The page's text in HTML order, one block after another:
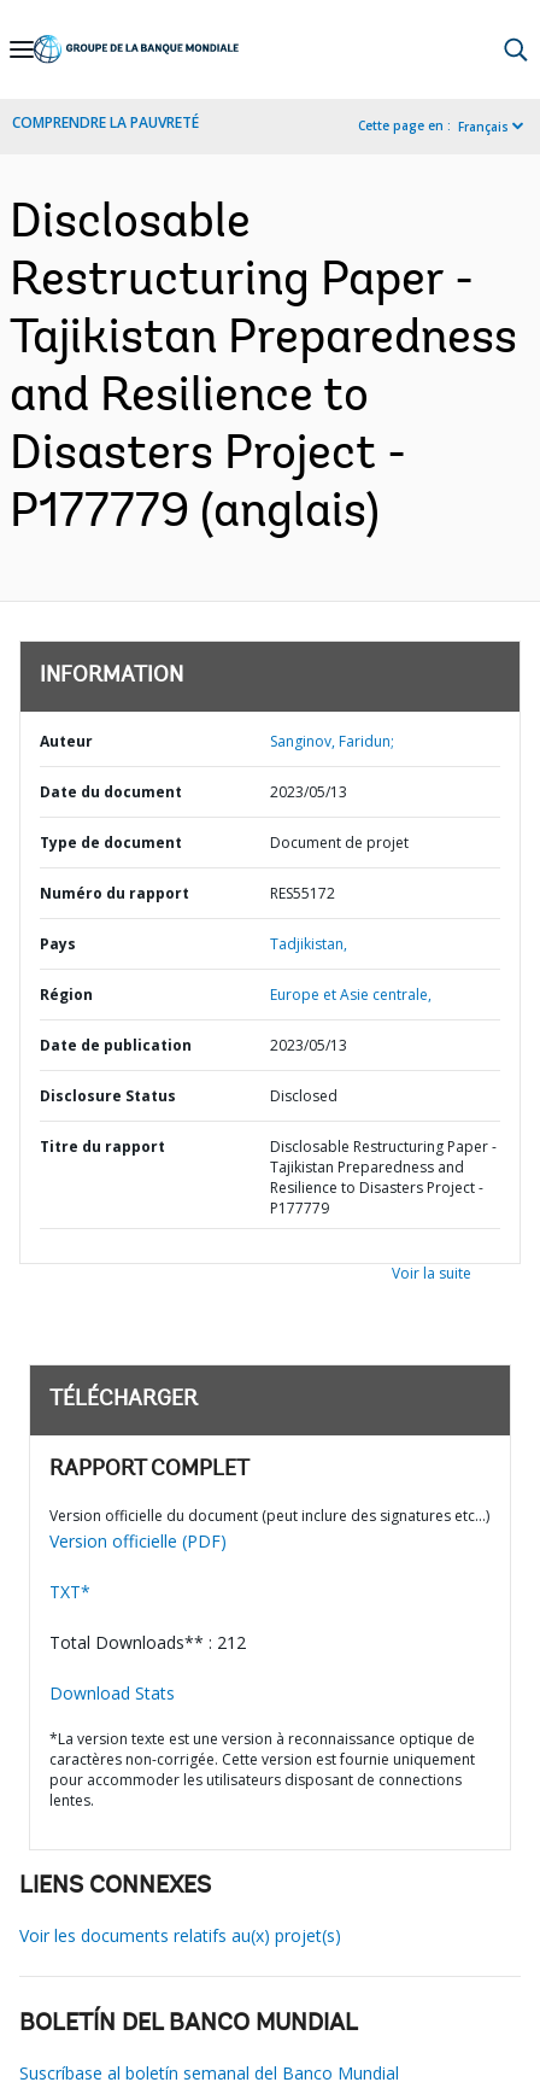
Skip
Navigation
COMPRENDRE LA PAUVRETÉ Cette page en : Français
Disclosable
Restructuring Paper -
Tajikistan Preparedness
and Resilience to
Disasters Project -
P177779 (anglais)
INFORMATION
Auteur Sanginov, Faridun;
Date du document 2023/05/13
Type de document Document de projet
Numéro du rapport RES55172
Pays Tadjikistan,
Région Europe et Asie centrale,
Date de publication 2023/05/13
Disclosure Status Disclosed
Titre du rapport
Disclosable Restructuring Paper -
Tajikistan Preparedness and
Resilience to Disasters Project -
P177779
Voir la suite
TÉLÉCHARGER
RAPPORT COMPLET
Version officielle du document (peut inclure des signatures etc…)
Version officielle (PDF)
TXT*
Total Downloads** : 212
Download Stats
*La version texte est une version à reconnaissance optique de
caractères non-corrigée. Cette version est fournie uniquement
pour accommoder les utilisateurs disposant de connections
lentes.
LIENS CONNEXES
Voir les documents relatifs au(x) projet(s)
BOLETÍN DEL BANCO MUNDIAL
Suscríbase al boletín semanal del Banco Mundial